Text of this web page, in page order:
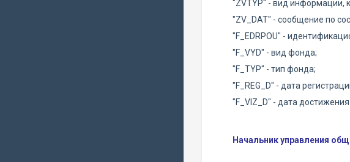
"ZVTYP" - вид информации,
"ZV_DAT" - сообщение по
"F_EDRPOU" -
"F_VYD" - вид фонда;
"F_TYP" - тип фонда;
"F_REG_D" - дата
"F_VIZ_D" - дата
Начальник управления